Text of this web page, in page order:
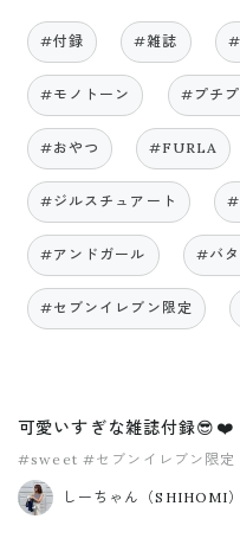
#付録 #雑誌 #
#モノトーン #プチプ
#おやつ #FURLA
#ジルスチュアート
#アンドガール #バタ
#セブンイレブン限定
可愛いすぎな雑誌付録😎❤️
#sweet #セブンイレブン限定
しーちゃん（SHIHOMI）